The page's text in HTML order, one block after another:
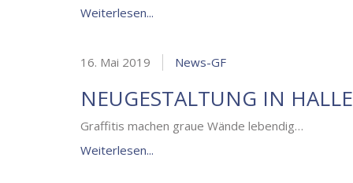
Weiterlesen...
16. Mai 2019 News-GF
NEUGESTALTUNG IN HALLE
Graffitis machen graue Wände lebendig…
Weiterlesen...